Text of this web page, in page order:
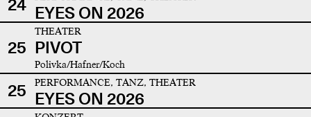
24 EYES ON 2026
25
THEATER
PIVOT
Polivka/Hafner/Koch
25 PERFORMANCE, TANZ, THEATER
EYES ON 2026